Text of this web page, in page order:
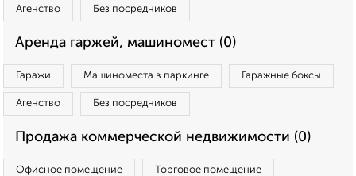
Агенство Без посредников
Аренда гаржей, машиномест (0)
Гаражи Машиноместа в паркинге Гаражные боксы
Агенство Без посредников
Продажа коммерческой недвижимости (0)
Офисное помещение Торговое помещение